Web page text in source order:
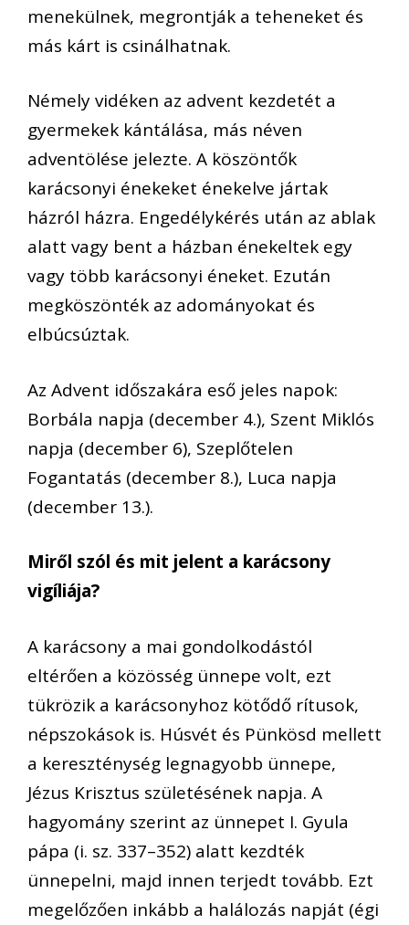
menekülnek, megrontják a teheneket és
más kárt is csinálhatnak.
Némely vidéken az advent kezdetét a
gyermekek kántálása, más néven
adventölése jelezte. A köszöntők
karácsonyi énekeket énekelve jártak
házról házra. Engedélykérés után az ablak
alatt vagy bent a házban énekeltek egy
vagy több karácsonyi éneket. Ezután
megköszönték az adományokat és
elbúcsúztak.
Az Advent időszakára eső jeles napok:
Borbála napja (december 4.), Szent Miklós
napja (december 6), Szeplőtelen
Fogantatás (december 8.), Luca napja
(december 13.).
Miről szól és mit jelent a karácsony
vigíliája?
A karácsony a mai gondolkodástól
eltérően a közösség ünnepe volt, ezt
tükrözik a karácsonyhoz kötődő rítusok,
népszokások is. Húsvét és Pünkösd mellett
a kereszténység legnagyobb ünnepe,
Jézus Krisztus születésének napja. A
hagyomány szerint az ünnepet I. Gyula
pápa (i. sz. 337–352) alatt kezdték
ünnepelni, majd innen terjedt tovább. Ezt
megelőzően inkább a halálozás napját (égi